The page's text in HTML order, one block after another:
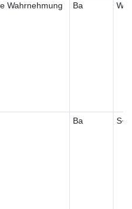
Wahrnehmung Ba W
Ba